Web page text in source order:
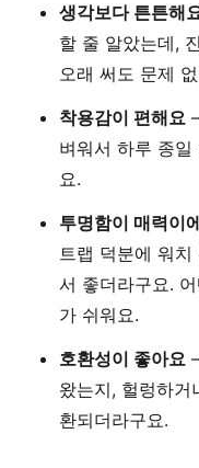
생각보다 튼튼해
할 줄 알았는데,
오래 써도 문제
착용감이 편해요
벼워서 하루 종
요.
투명함이 매력이
트랩 덕분에 워
서 좋더라구요.
가 쉬워요.
호환성이 좋아요
왔는지, 헐렁하
환되더라구요.